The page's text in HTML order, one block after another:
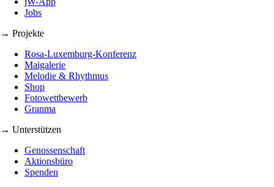
Jobs
→ Projekte
Rosa-Luxemburg-Konferenz
Maigalerie
Melodie & Rhythmus
Shop
Fotowettbewerb
Granma
→ Unterstützen
Genossenschaft
Aktionsbüro
Spenden